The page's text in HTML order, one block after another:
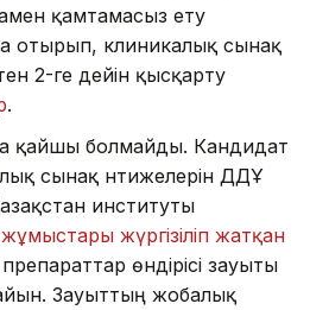
қамтамасыз ету
отырып, клиникалық сынақ
2-ге дейін қысқарту
.
қайшы болмайды. Кандидат
сынақ нәтижелерін ДДҰ
институты
жүргізіліп жатқан
өндірісі зауыты
Зауыттың жобалық